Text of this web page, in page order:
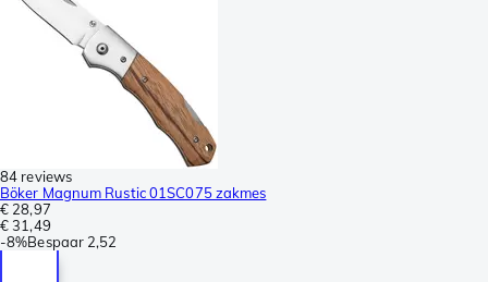
84 reviews
Böker Magnum Rustic 01SC075 zakmes
€ 28,97
€ 31,49
-8%Bespaar 2,52